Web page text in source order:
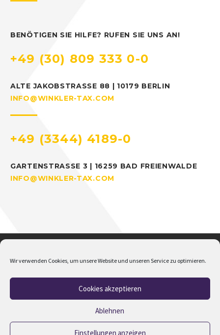
Wir verwenden Cookies, um unsere Website und unseren Service zu optimieren.
Cookies akzeptieren
Ablehnen
Einstellungen anzeigen
BENÖTIGEN SIE HILFE? RUFEN SIE UNS AN!
+49 (30) 809 333 0-0
ALTE JAKOBSTRASSE 88 | 10179 BERLIN
INFO@WINKLER-TAX.COM
+49 (3344) 4189-0
GARTENSTRASSE 3 | 16259 BAD FREIENWALDE
INFO@WINKLER-TAX.COM
Datenschutz